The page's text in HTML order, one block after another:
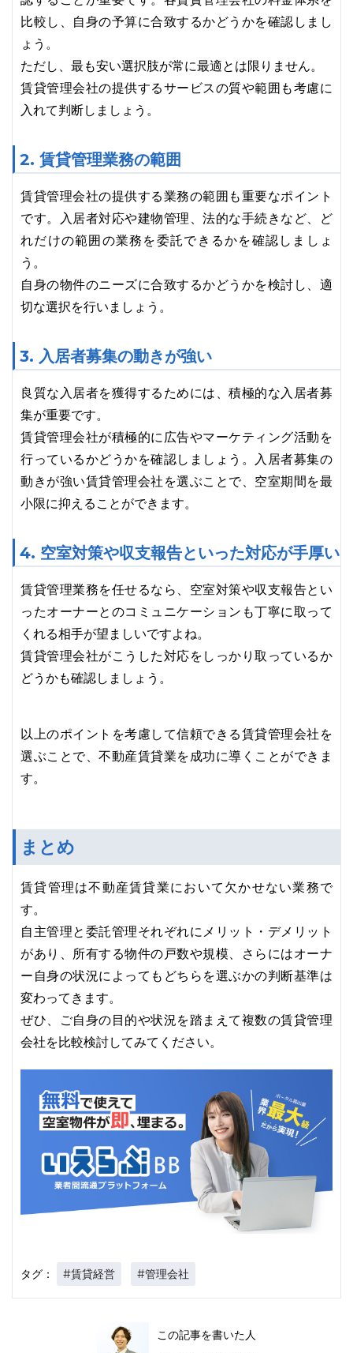
比較し、自身の予算に合致するかどうかを確認しまし
ょう。
ただし、最も安い選択肢が常に最適とは限りません。
賃貸管理会社の提供するサービスの質や範囲も考慮に
入れて判断しましょう。
2. 賃貸管理業務の範囲
賃貸管理会社の提供する業務の範囲も重要なポイント
です。入居者対応や建物管理、法的な手続きなど、ど
れだけの範囲の業務を委託できるかを確認しましょ
う。
自身の物件のニーズに合致するかどうかを検討し、適
切な選択を行いましょう。
3. 入居者募集の動きが強い
良質な入居者を獲得するためには、積極的な入居者募
集が重要です。
賃貸管理会社が積極的に広告やマーケティング活動を
行っているかどうかを確認しましょう。入居者募集の
動きが強い賃貸管理会社を選ぶことで、空室期間を最
小限に抑えることができます。
4. 空室対策や収支報告といった対応が手厚い
賃貸管理業務を任せるなら、空室対策や収支報告とい
ったオーナーとのコミュニケーションも丁寧に取って
くれる相手が望ましいですよね。
賃貸管理会社がこうした対応をしっかり取っているか
どうかも確認しましょう。
以上のポイントを考慮して信頼できる賃貸管理会社を
選ぶことで、不動産賃貸業を成功に導くことができま
す。
まとめ
賃貸管理は不動産賃貸業において欠かせない業務で
す。
自主管理と委託管理それぞれにメリット・デメリット
があり、所有する物件の戸数や規模、さらにはオーナ
ー自身の状況によってもどちらを選ぶかの判断基準は
変わってきます。
ぜひ、ご自身の目的や状況を踏まえて複数の賃貸管理
会社を比較検討してみてください。
タグ： #賃貸経営 #管理会社
この記事を書いた人